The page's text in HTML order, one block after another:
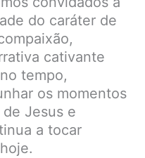
do caráter de
cativante
tempo,
os momentos
Jesus e
a tocar